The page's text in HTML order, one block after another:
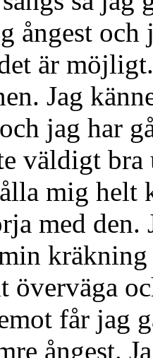
ångest och
är
Jag
jag har
väldigt bra
mig helt
med den.
kräkning
överväga
får jag
ångest.